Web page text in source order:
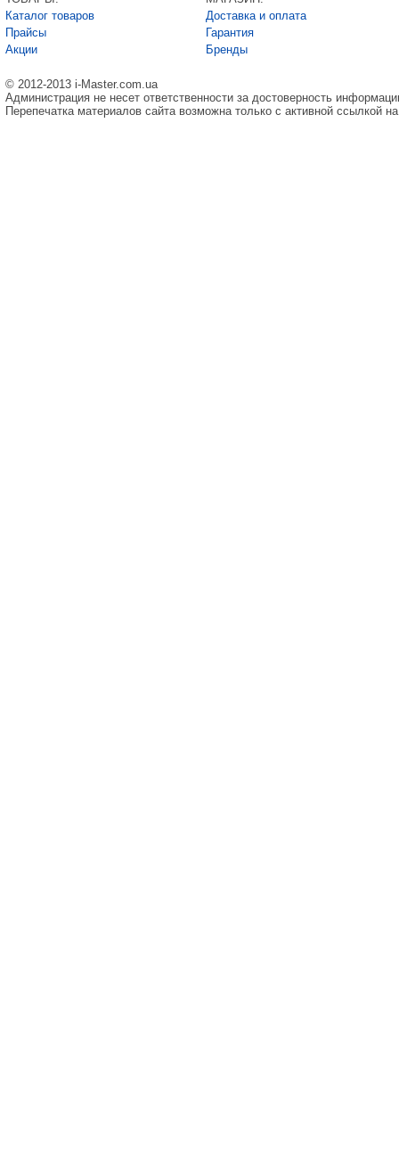
Каталог товаров
Прайсы
Акции
Доставка и оплата
Гарантия
Бренды
© 2012-2013 i-Master.com.ua
Администрация не несет ответственности за достоверность
Перепечатка материалов сайта возможна только с активной ссылкой